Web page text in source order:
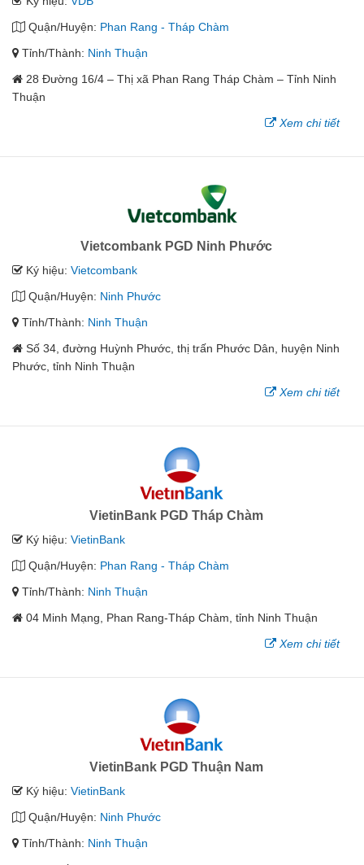
Quận/Huyện: Phan Rang - Tháp Chàm
Tỉnh/Thành: Ninh Thuận
28 Đường 16/4 – Thị xã Phan Rang Tháp Chàm – Tỉnh Ninh
Thuận
Xem chi tiết
Vietcombank PGD Ninh Phước
Ký hiệu: Vietcombank
Quận/Huyện: Ninh Phước
Tỉnh/Thành: Ninh Thuận
Số 34, đường Huỳnh Phước, thị trấn Phước Dân, huyện Ninh
Phước, tỉnh Ninh Thuận
Xem chi tiết
VietinBank PGD Tháp Chàm
Ký hiệu: VietinBank
Quận/Huyện: Phan Rang - Tháp Chàm
Tỉnh/Thành: Ninh Thuận
04 Minh Mạng, Phan Rang-Tháp Chàm, tỉnh Ninh Thuận
Xem chi tiết
VietinBank PGD Thuận Nam
Ký hiệu: VietinBank
Quận/Huyện: Ninh Phước
Tỉnh/Thành: Ninh Thuận